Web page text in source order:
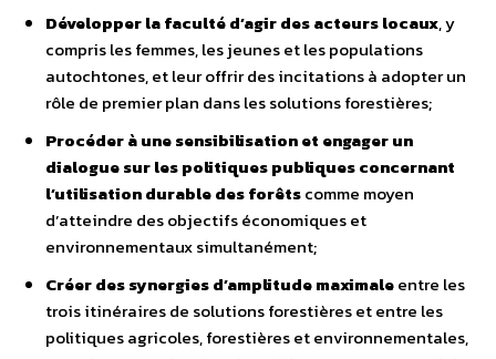
Développer la faculté d’agir des acteurs locaux, y
compris les femmes, les jeunes et les populations
autochtones, et leur offrir des incitations à adopter un
rôle de premier plan dans les solutions forestières;
Procéder à une sensibilisation et engager un
dialogue sur les politiques publiques concernant
l’utilisation durable des forêtscomme moyen
d’atteindre des objectifs économiques et
environnementaux simultanément;
Créer des synergies d’amplitude maximaleentre les
trois itinéraires de solutions forestières et entre les
politiques agricoles, forestières et environnementales,